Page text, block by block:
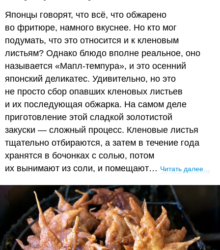
Японцы говорят, что всё, что обжарено
во фритюре, намного вкуснее. Но кто мог
подумать, что это относится и к кленовым
листьям? Однако блюдо вполне реальное, оно
называется «Мапл-темпура», и это осенний
японский деликатес. Удивительно, но это
не просто сбор опавших кленовых листьев
и их последующая обжарка. На самом деле
приготовление этой сладкой золотистой
закуски — сложный процесс. Кленовые листья
тщательно отбираются, а затем в течение года
хранятся в бочонках с солью, потом
их вынимают из соли, и помещают… Читать далее…